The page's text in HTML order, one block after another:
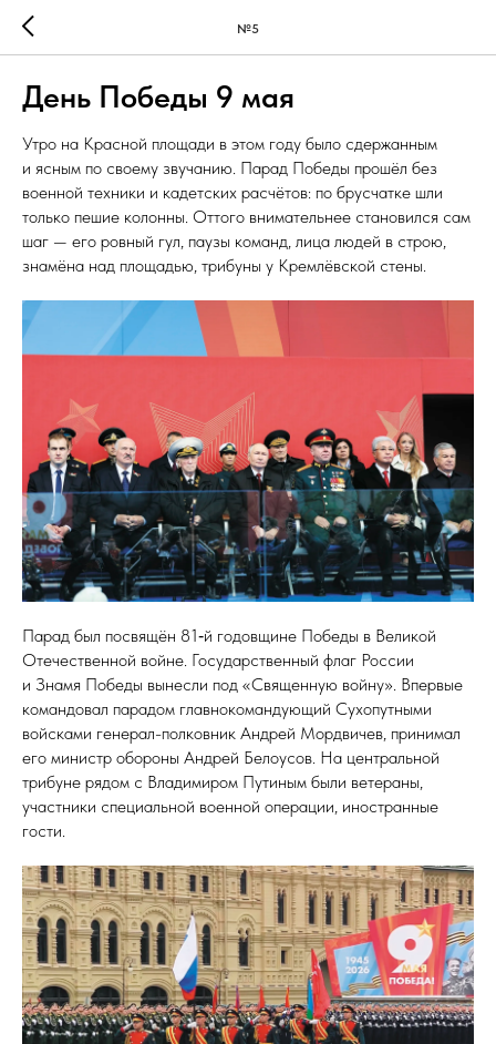
№5
День Победы 9 мая
Утро на Красной площади в этом году было сдержанным
и ясным по своему звучанию. Парад Победы прошёл без
военной техники и кадетских расчётов: по брусчатке шли
только пешие колонны. Оттого внимательнее становился сам
шаг — его ровный гул, паузы команд, лица людей в строю,
знамёна над площадью, трибуны у Кремлёвской стены.
Парад был посвящён 81‑й годовщине Победы в Великой
Отечественной войне. Государственный флаг России
и Знамя Победы вынесли под «Священную войну». Впервые
командовал парадом главнокомандующий Сухопутными
войсками генерал-полковник Андрей Мордвичев, принимал
его министр обороны Андрей Белоусов. На центральной
трибуне рядом с Владимиром Путиным были ветераны,
участники специальной военной операции, иностранные
гости.